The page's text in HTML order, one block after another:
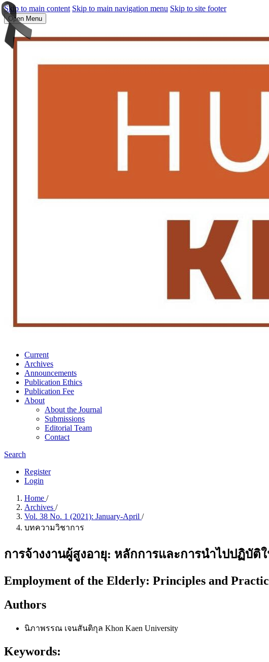
Skip to main content Skip to main navigation menu Skip to site footer
Open Menu
Current
Archives
Announcements
Publication Ethics
Publication Fee
About
About the Journal
Submissions
Editorial Team
Contact
Search
Register
Login
Home /
Archives /
Vol. 38 No. 1 (2021): January-April /
บทความวิชาการ
การจ้างงานผู้สูงอายุ: หลักการและการนำไปปฏิบัติ
Employment of the Elderly: Principles and
Authors
นิภาพรรณ เจนสันติกุล Khon Kaen University
Keywords: